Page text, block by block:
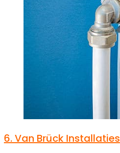
6.Van Brück Installaties